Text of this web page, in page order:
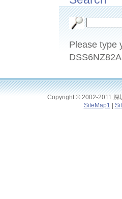
Please type
Copyright © 2002-2011 深
SiteMap1 |